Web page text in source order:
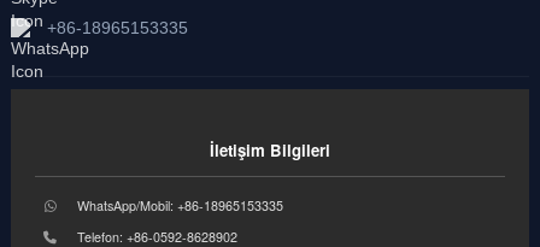
+86-18965153335
İletişim Bilgileri
WhatsApp/Mobil: +86-18965153335
Telefon: +86-0592-8628902